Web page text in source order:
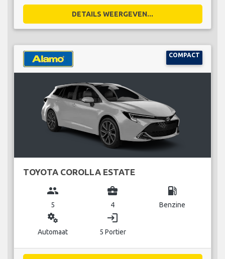
DETAILS WEERGEVEN...
COMPACT
TOYOTA COROLLA ESTATE
group
5
business_center
4
local_gas_station
Benzine
miscellaneous_services
Automaat
login
5 Portier